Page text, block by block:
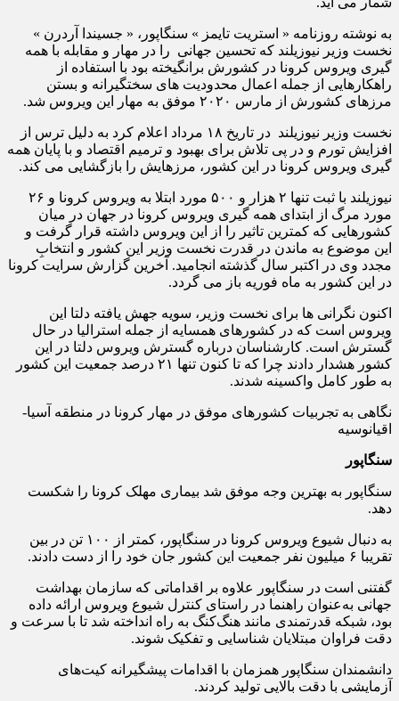
به نوشته روزنامه « استریت تایمز » سنگاپور، « جسیندا آردرن »
نخست وزیر نیوزیلند که تحسین جهانی را در مهار و مقابله با همه
گیری ویروس کرونا در کشورش برانگیخته بود با استفاده از
راهکارهایی از جمله اعمال محدودیت های سختگیرانه و بستن
مرزهای کشورش از مارس ۲۰۲۰ موفق به مهار این ویروس شد.
نخست وزیر نیوزیلند در تاریخ ۱۸ مرداد اعلام کرد به دلیل ترس از
افزایش تورم و در پی تلاش برای بهبود و ترمیم اقتصاد و با پایان همه
گیری ویروس کرونا در این کشور، مرزهایش را بازگشایی می کند.
نیوزیلند با ثبت تنها ۲ هزار و ۵۰۰ مورد ابتلا به ویروس کرونا و ۲۶
مورد مرگ از ابتدای همه گیری ویروس کرونا در جهان در میان
کشورهایی که کمترین تاثیر را از این ویروس داشته قرار گرفت و
این موضوع به ماندن در قدرت نخست وزیر این کشور و انتخابِ
مجدد وی در اکتبر سال گذشته انجامید. آخرین گزارش سرایت کرونا
در این کشور به ماه فوریه باز می گردد.
اکنون نگرانی ها برای نخست وزیر، سویه جهش یافته دلتا این
ویروس است که در کشورهای همسایه از جمله استرالیا در حال
گسترش است. کارشناسان درباره گسترش ویروس دلتا در این
کشور هشدار دادند چرا که تا کنون تنها ۲۱ درصد جمعیت این کشور
به طور کامل واکسینه شدند.
نگاهی به تجربیات کشورهای موفق در مهار کرونا در منطقه آسیا-
اقیانوسیه
سنگاپور
سنگاپور به بهترین وجه موفق شد بیماری مهلک کرونا را شکست
دهد.
به دنبال شیوع ویروس کرونا در سنگاپور، کمتر از ۱۰۰ تن در بین
تقریبا ۶ میلیون نفر جمعیت این کشور جان خود را از دست دادند.
گفتنی است در سنگاپور علاوه بر اقداماتی که سازمان بهداشت
جهانی به‌عنوان راهنما در راستای کنترل شیوع ویروس ارائه داده
بود، شبکه قدرتمندی مانند هنگ‌کنگ به راه انداخته شد تا با سرعت و
دقت فراوان مبتلایان شناسایی و تفکیک شوند.
دانشمندان سنگاپور همزمان با اقدامات پیشگیرانه کیت‌های
آزمایشی با دقت بالایی تولید کردند.